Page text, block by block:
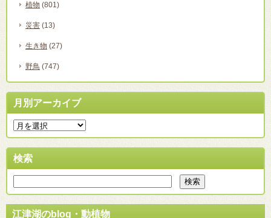
植物 (801)
災害 (13)
生き物 (27)
野鳥 (747)
月別アーカイブ
検索
江津湖のblog・動植物